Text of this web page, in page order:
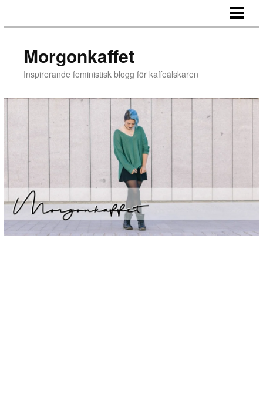
Morgonkaffet
Inspirerande feministisk blogg för kaffeälskaren